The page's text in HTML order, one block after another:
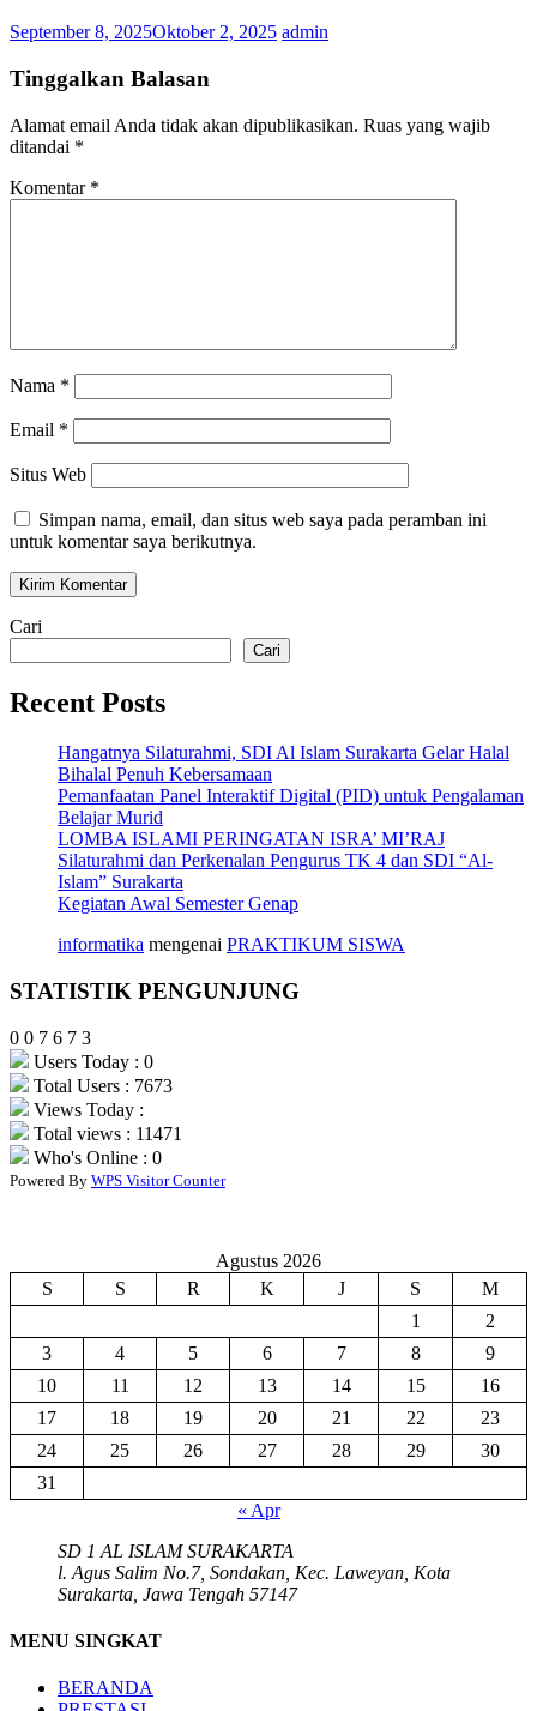
September 8, 2025Oktober 2, 2025 admin
Tinggalkan Balasan
Alamat email Anda tidak akan dipublikasikan. Ruas yang wajib
ditandai *
Komentar *
Nama *
Email *
Situs Web
Simpan nama, email, dan situs web saya pada peramban ini
untuk komentar saya berikutnya.
Cari
Cari
Recent Posts
Hangatnya Silaturahmi, SDI Al Islam Surakarta Gelar Halal
Bihalal Penuh Kebersamaan
Pemanfaatan Panel Interaktif Digital (PID) untuk Pengalaman
Belajar Murid
LOMBA ISLAMI PERINGATAN ISRA’ MI’RAJ
Silaturahmi dan Perkenalan Pengurus TK 4 dan SDI “Al-
Islam” Surakarta
Kegiatan Awal Semester Genap
informatika mengenai PRAKTIKUM SISWA
STATISTIK PENGUNJUNG
0 0 7 6 7 3
Users Today : 0
Total Users : 7673
Views Today :
Total views : 11471
Who's Online : 0
Powered By WPS Visitor Counter
Agustus 2026
S
S R K J S
M
1
2
3
4 5 6 7 8
9
10
11 12 13 14 15
16
17
18 19 20 21 22
23
24
25 26 27 28 29
30
31
« Apr
SD 1 AL ISLAM SURAKARTA
l. Agus Salim No.7, Sondakan, Kec. Laweyan, Kota
Surakarta, Jawa Tengah 57147
MENU SINGKAT
BERANDA